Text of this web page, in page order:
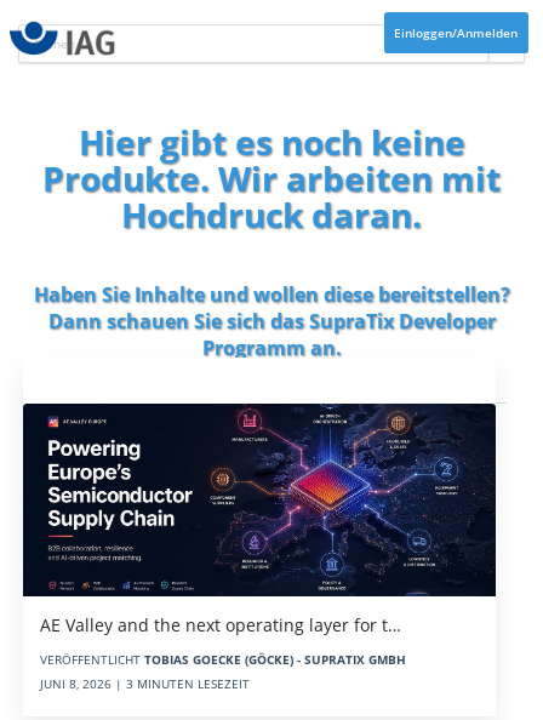
Einloggen/Anmelden
Hier gibt es noch keine
Produkte. Wir arbeiten mit
Hochdruck daran.
Haben Sie Inhalte und wollen diese bereitstellen?
Dann schauen Sie sich dasSupraTix Developer
Programman.
AE Valley and the next operating layer for t…
VERÖFFENTLICHT TOBIAS GOECKE (GÖCKE) - SUPRATIX GMBH
JUNI 8, 2026 | 3 MINUTEN LESEZEIT